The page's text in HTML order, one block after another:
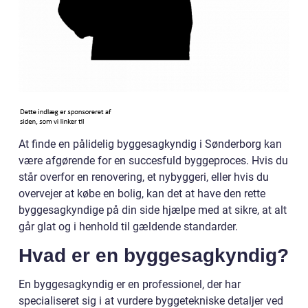
At finde en pålidelig byggesagkyndig i Sønderborg kan
være afgørende for en succesfuld byggeproces. Hvis du
står overfor en renovering, et nybyggeri, eller hvis du
overvejer at købe en bolig, kan det at have den rette
byggesagkyndige på din side hjælpe med at sikre, at alt
går glat og i henhold til gældende standarder.
Hvad er en byggesagkyndig?
En byggesagkyndig er en professionel, der har
specialiseret sig i at vurdere byggetekniske detaljer ved